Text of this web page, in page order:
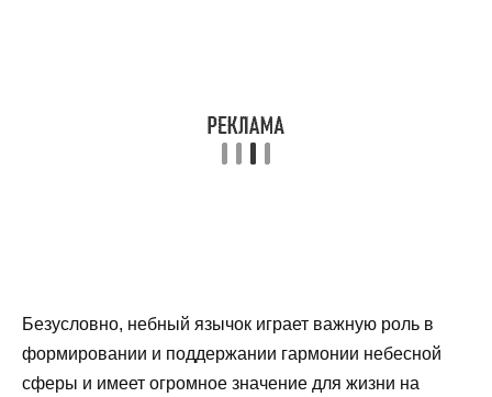
Безусловно, небный язычок играет важную роль в
формировании и поддержании гармонии небесной
сферы и имеет огромное значение для жизни на